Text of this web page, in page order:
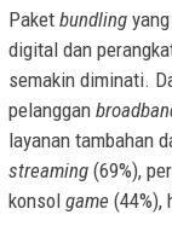
Paket bundling
digital dan
semakin diminati.
pelanggan
layanan tambahan
streaming (69%),
konsol game (44%),